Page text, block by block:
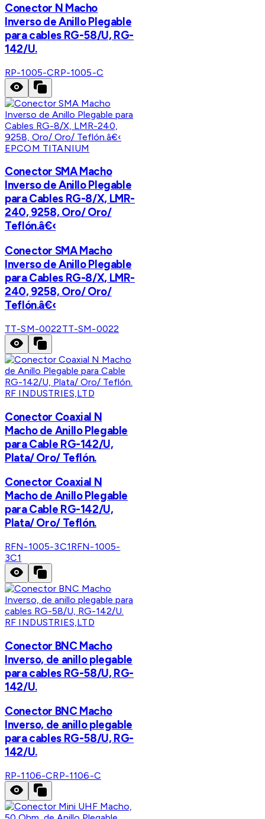
Conector N Macho
Inverso de Anillo Plegable
para cables RG-58/U, RG-
142/U.
RP-1005-CRP-1005-C
EPCOM TITANIUM
Conector SMA Macho
Inverso de Anillo Plegable
para Cables RG-8/X, LMR-
240, 9258, Oro/ Oro/
Teflón.â€‹
Conector SMA Macho
Inverso de Anillo Plegable
para Cables RG-8/X, LMR-
240, 9258, Oro/ Oro/
Teflón.â€‹
TT-SM-0022TT-SM-0022
RF INDUSTRIES,LTD
Conector Coaxial N
Macho de Anillo Plegable
para Cable RG-142/U,
Plata/ Oro/ Teflón.
Conector Coaxial N
Macho de Anillo Plegable
para Cable RG-142/U,
Plata/ Oro/ Teflón.
RFN-1005-3C1RFN-1005-
3C1
RF INDUSTRIES,LTD
Conector BNC Macho
Inverso, de anillo plegable
para cables RG-58/U, RG-
142/U.
Conector BNC Macho
Inverso, de anillo plegable
para cables RG-58/U, RG-
142/U.
RP-1106-CRP-1106-C